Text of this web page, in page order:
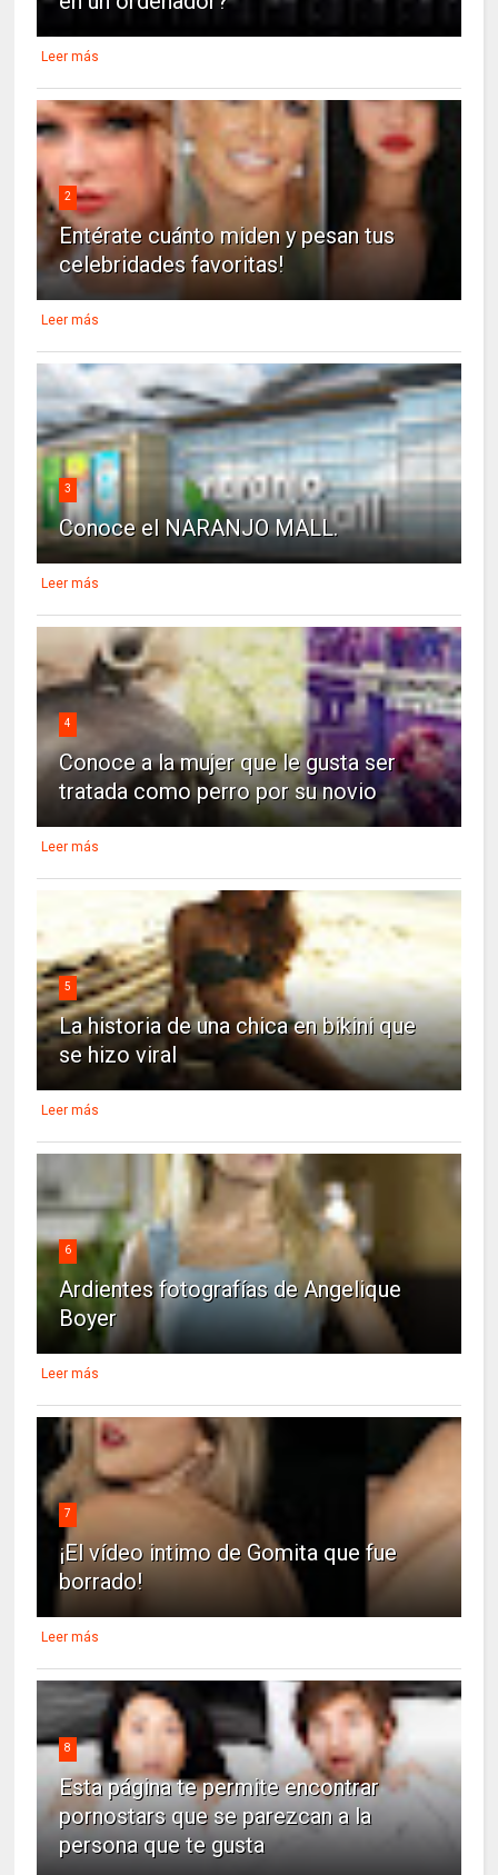
Leer más
2
Entérate cuánto miden y pesan tus
celebridades favoritas!
Leer más
3
Conoce el NARANJO MALL.
Leer más
4
Conoce a la mujer que le gusta ser
tratada como perro por su novio
Leer más
5
La historia de una chica en bikini que
se hizo viral
Leer más
6
Ardientes fotografías de Angelique
Boyer
Leer más
7
¡El vídeo intimo de Gomita que fue
borrado!
Leer más
8
Esta página te permite encontrar
pornostars que se parezcan a la
persona que te gusta